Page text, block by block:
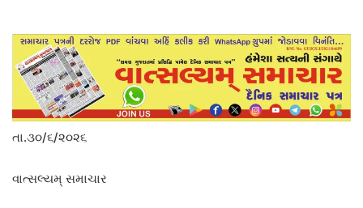
તા.૩૦/૬/૨૦૨૬
વાત્સલ્યમ્ સમાચાર